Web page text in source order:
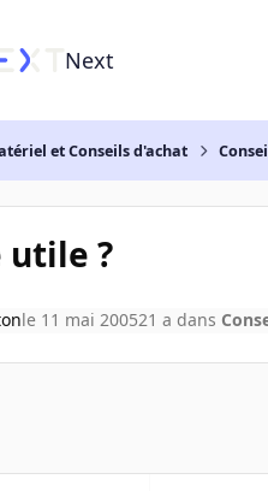
Next
et Conseils d'achat
utile ?
le 11 mai 200521 a dans